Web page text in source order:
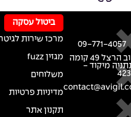
רחוב הרצל 49 קומה
מיקוד -
09-771-4057
ביטול עסקה
מרכז שירות
מגזין fuzz
משלוחים
מדיניות פרטיות
תקנון אתר